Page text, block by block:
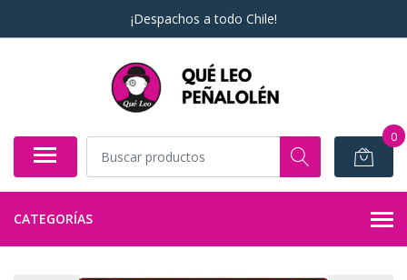
¡Despachos a todo Chile!
0
CATEGORÍAS